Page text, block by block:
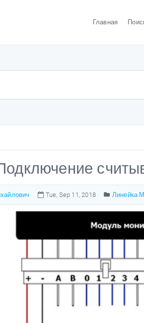
Главная
Tue, Sep 11, 2018 Линейка